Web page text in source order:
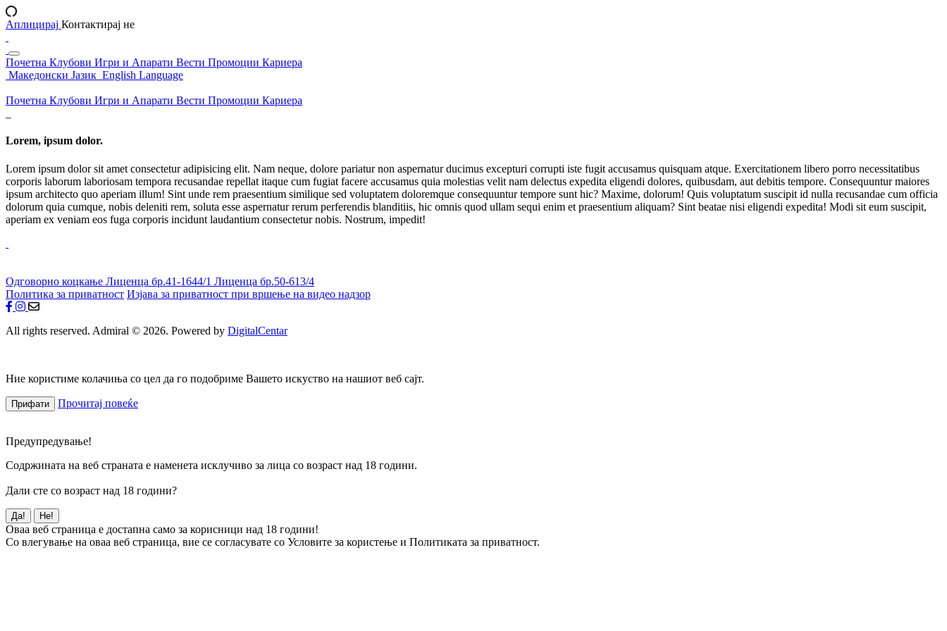
Аплицирај Контактирај не
Почетна Клубови Игри и Апарати Вести Промоции Кариера
Македонски Јазик English Language
Почетна Клубови Игри и Апарати Вести Промоции Кариера
Lorem, ipsum dolor.
Lorem ipsum dolor sit amet consectetur adipisicing elit. Nam neque, dolore pariatur non aspernatur ducimus excepturi corrupti iste fugit accusamus quisquam atque. Exercitationem libero porro necessitatibus
corporis laborum laboriosam tempora recusandae repellat itaque cum fugiat facere accusamus quia molestias velit nam delectus expedita eligendi dolores, quibusdam, aut debitis tempore. Consequuntur maiores
ipsum architecto quo aperiam illum! Sint unde rem praesentium similique sed voluptatem doloremque consequuntur tempore sunt hic? Maxime, dolorum! Quis voluptatum suscipit id nulla recusandae cum officia
dolorum quia cumque, nobis deleniti rem, soluta esse aspernatur rerum perferendis blanditiis, hic omnis quod ullam sequi enim et praesentium aliquam? Sint beatae nisi eligendi expedita! Modi sit eum suscipit,
aperiam ex veniam eos fuga corporis incidunt laudantium consectetur nobis. Nostrum, impedit!
Одговорно коцкање Лиценца бр.41-1644/1 Лиценца бр.50-613/4
Политика за приватност Изјава за приватност при вршење на видео надзор
All rights reserved. Admiral © 2026. Powered by DigitalCentar
Ние користиме колачиња со цел да го подобриме Вашето искуство на нашиот веб сајт.
Прифати Прочитај повеќе
Предупредување!
Содржината на веб страната е наменета исклучиво за лица со возраст над 18 години.
Дали сте со возраст над 18 години?
Да! Не!
Оваа веб страница е достапна само за корисници над 18 години!
Со влегување на оваа веб страница, вие се согласувате со Условите за користење и Политиката за приватност.